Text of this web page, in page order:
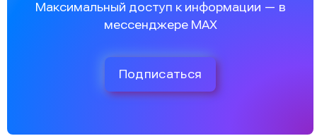
Максимальный доступ к информации — в
мессенджере MAX
Подписаться